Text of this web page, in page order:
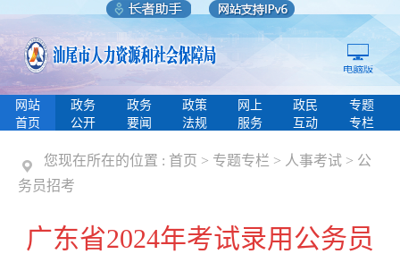
网站
首页
政务
公开
政务
要闻
政策
法规
网上
服务
政民
互动
专题
专栏
您现在所在的位置 : 首页 > 专题专栏 > 人事考试 > 公
务员招考
广东省2024年考试录用公务员